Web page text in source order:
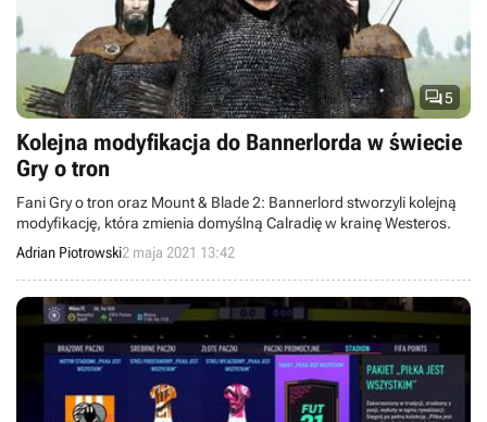
5
Kolejna modyfikacja do Bannerlorda w świecie
Gry o tron
Fani Gry o tron oraz Mount & Blade 2: Bannerlord stworzyli kolejną
modyfikację, która zmienia domyślną Calradię w krainę Westeros.
Adrian Piotrowski2 maja 2021 13:42